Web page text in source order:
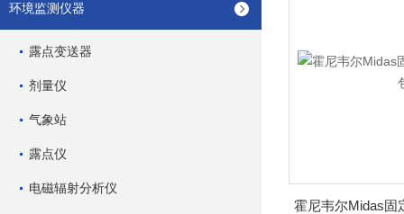
环境监测仪器
露点变送器
剂量仪
气象站
露点仪
电磁辐射分析仪